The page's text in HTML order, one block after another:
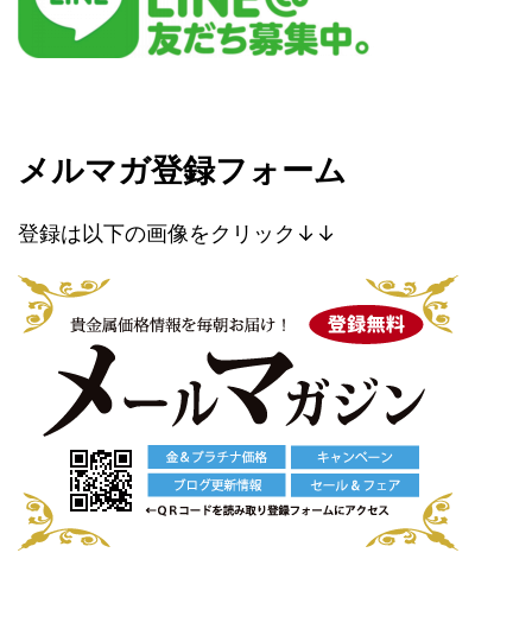
メルマガ登録フォーム
登録は以下の画像をクリック↓↓